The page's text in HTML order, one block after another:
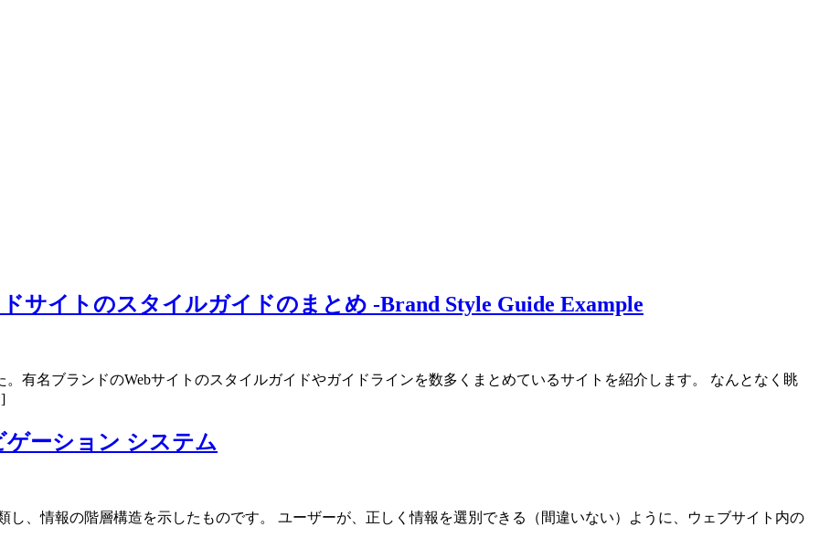
サイトのスタイルガイドのまとめ -Brand Style Guide Example
有名ブランドのWebサイトのスタイルガイドやガイドラインを数多くまとめているサイトを紹介します。 なんとなく眺
ーション システム
、情報の階層構造を示したものです。 ユーザーが、正しく情報を選別できる（間違いない）ように、ウェブサイト内の